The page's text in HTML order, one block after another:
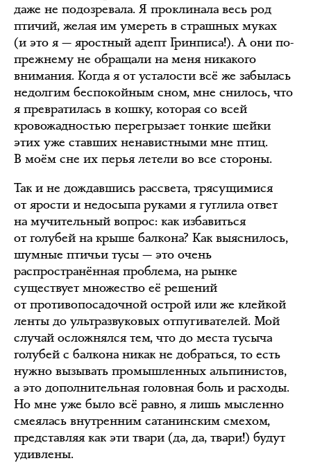
даже не подозревала. Я проклинала весь род
птичий, желая им умереть в страшных муках
(и это я — яростный адепт Гринписа!). А они по-
прежнему не обращали на меня никакого
внимания. Когда я от усталости всё же забылась
недолгим беспокойным сном, мне снилось, что
я превратилась в кошку, которая со всей
кровожадностью перегрызает тонкие шейки
этих уже ставших ненавистными мне птиц.
В моём сне их перья летели во все стороны.
Так и не дождавшись рассвета, трясущимися
от ярости и недосыпа руками я гуглила ответ
на мучительный вопрос: как избавиться
от голубей на крыше балкона? Как выяснилось,
шумные птичьи тусы — это очень
распространённая проблема, на рынке
существует множество её решений
от противопосадочной острой или же клейкой
ленты до ультразвуковых отпугивателей. Мой
случай осложнялся тем, что до места тусыча
голубей с балкона никак не добраться, то есть
нужно вызывать промышленных альпинистов,
а это дополнительная головная боль и расходы.
Но мне уже было всё равно, я лишь мысленно
смеялась внутренним сатанинским смехом,
представляя как эти твари (да, да, твари!) будут
удивлены.